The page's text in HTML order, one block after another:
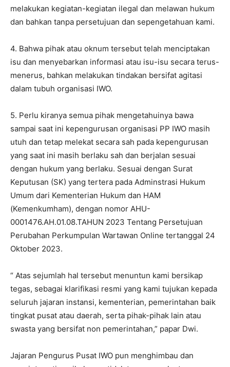
melakukan kegiatan-kegiatan ilegal dan melawan hukum
dan bahkan tanpa persetujuan dan sepengetahuan kami.
4. Bahwa pihak atau oknum tersebut telah menciptakan
isu dan menyebarkan informasi atau isu-isu secara terus-
menerus, bahkan melakukan tindakan bersifat agitasi
dalam tubuh organisasi IWO.
5. Perlu kiranya semua pihak mengetahuinya bawa
sampai saat ini kepengurusan organisasi PP IWO masih
utuh dan tetap melekat secara sah pada kepengurusan
yang saat ini masih berlaku sah dan berjalan sesuai
dengan hukum yang berlaku. Sesuai dengan Surat
Keputusan (SK) yang tertera pada Adminstrasi Hukum
Umum dari Kementerian Hukum dan HAM
(Kemenkumham), dengan nomor AHU-
0001476.AH.01.08.TAHUN 2023 Tentang Persetujuan
Perubahan Perkumpulan Wartawan Online tertanggal 24
Oktober 2023.
“ Atas sejumlah hal tersebut menuntun kami bersikap
tegas, sebagai klarifikasi resmi yang kami tujukan kepada
seluruh jajaran instansi, kementerian, pemerintahan baik
tingkat pusat atau daerah, serta pihak-pihak lain atau
swasta yang bersifat non pemerintahan,” papar Dwi.
Jajaran Pengurus Pusat IWO pun menghimbau dan